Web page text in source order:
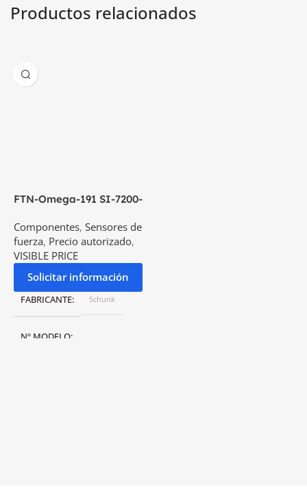
Productos relacionados
FTN-Omega-191 SI-7200-
Componentes, Sensores de
fuerza, Precio autorizado,
VISIBLE PRICE
Solicitar información
FABRICANTE Schunk
Nº MODELO